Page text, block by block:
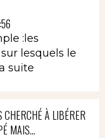
:les
sur lesquels le
suite
CHERCHÉ À LIBÉRER
MAIS...